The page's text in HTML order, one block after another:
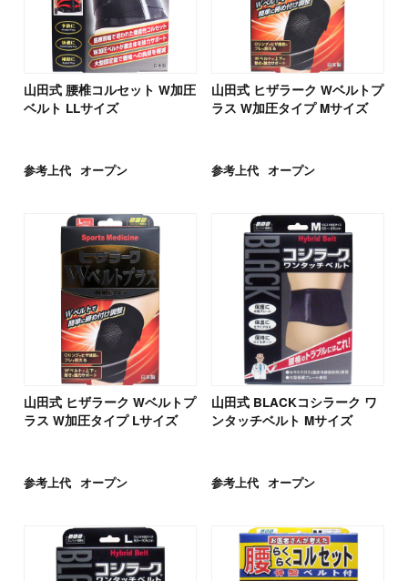
山田式 腰椎コルセット W加圧
ベルト LLサイズ
参考上代 オープン
山田式 ヒザラーク Wベルトプ
ラス W加圧タイプ Mサイズ
参考上代 オープン
山田式 ヒザラーク Wベルトプ
ラス W加圧タイプ Lサイズ
参考上代 オープン
山田式 BLACKコシラーク ワ
ンタッチベルト Mサイズ
参考上代 オープン